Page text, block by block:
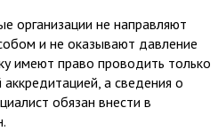
организации не направляют
и не оказывают давление
имеют право проводить только
а сведения о
обязан внести в